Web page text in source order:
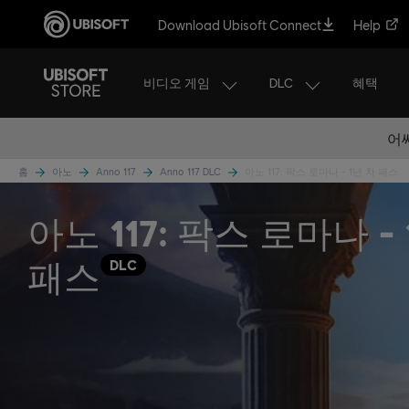
Download Ubisoft Connect Help
비디오 게임 DLC 혜택
어
홈 아노 Anno 117 Anno 117 DLC
아노 117: 팍스 로마나 -
패스
DLC